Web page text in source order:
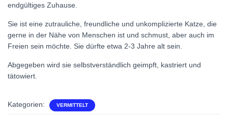
endgültiges Zuhause.
Sie ist eine zutrauliche, freundliche und unkomplizierte Katze, die
gerne in der Nähe von Menschen ist und schmust, aber auch im
Freien sein möchte. Sie dürfte etwa 2-3 Jahre alt sein.
Abgegeben wird sie selbstverständlich geimpft, kastriert und
tätowiert.
Kategorien: VERMITTELT